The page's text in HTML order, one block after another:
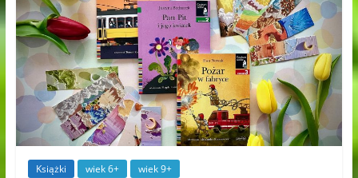
Książki wiek 6+ wiek 9+